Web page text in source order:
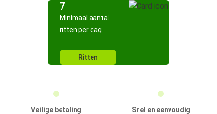
7
Minimaal aantal
ritten per dag
Ritten
Veilige betaling
Snel en eenvoudig